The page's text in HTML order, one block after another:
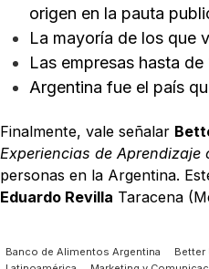
origen en la pauta
La mayoría de los que
Las empresas hasta
Argentina fue el país
Finalmente, vale señalar
Experiencias de Aprendizaje
personas en la Argentina.
Eduardo Revilla Taracena
Banco de Alimentos Argentina Better